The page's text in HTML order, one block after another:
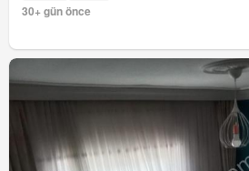
30+ gün önce